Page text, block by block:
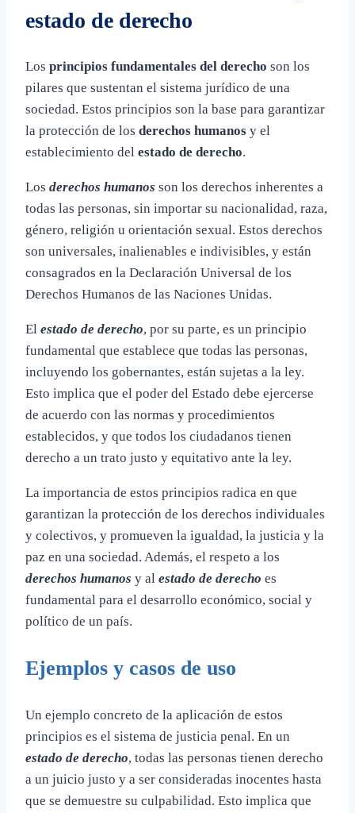
estado de derecho
Los principios fundamentales del derecho son los
pilares que sustentan el sistema jurídico de una
sociedad. Estos principios son la base para garantizar
la protección de los derechos humanos y el
establecimiento del estado de derecho.
Los derechos humanos son los derechos inherentes a
todas las personas, sin importar su nacionalidad, raza,
género, religión u orientación sexual. Estos derechos
son universales, inalienables e indivisibles, y están
consagrados en la Declaración Universal de los
Derechos Humanos de las Naciones Unidas.
El estado de derecho, por su parte, es un principio
fundamental que establece que todas las personas,
incluyendo los gobernantes, están sujetas a la ley.
Esto implica que el poder del Estado debe ejercerse
de acuerdo con las normas y procedimientos
establecidos, y que todos los ciudadanos tienen
derecho a un trato justo y equitativo ante la ley.
La importancia de estos principios radica en que
garantizan la protección de los derechos individuales
y colectivos, y promueven la igualdad, la justicia y la
paz en una sociedad. Además, el respeto a los
derechos humanos y al estado de derecho es
fundamental para el desarrollo económico, social y
político de un país.
Ejemplos y casos de uso
Un ejemplo concreto de la aplicación de estos
principios es el sistema de justicia penal. En un
estado de derecho, todas las personas tienen derecho
a un juicio justo y a ser consideradas inocentes hasta
que se demuestre su culpabilidad. Esto implica que